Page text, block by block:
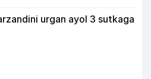
urgan ayol 3 sutkaga